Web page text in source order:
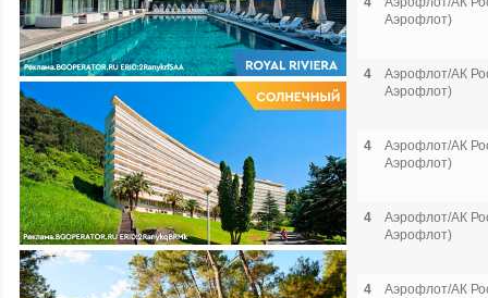
Аэрофлот)
4
Аэрофлот/АК
Аэрофлот)
4
Аэрофлот/АК
Аэрофлот)
4
Аэрофлот/АК
Аэрофлот)
4
Аэрофлот/АК